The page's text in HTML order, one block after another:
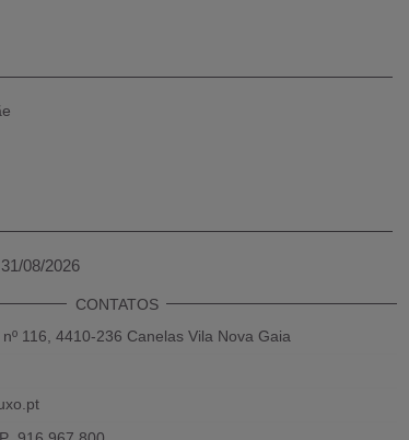
08/2026
CONTATOS
116, 4410-236 Canelas Vila Nova Gaia